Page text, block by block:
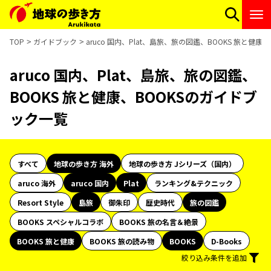
TOP ガイドブック aruco 国内、Plat、島旅、旅の図鑑、BOOKS 旅と健康
aruco 国内、Plat、島旅、旅の図鑑、
BOOKS 旅と健康、BOOKSのガイドブ
ック一覧
すべて 地球の歩き方 海外
地球の歩き方 Jシリーズ（国内）
aruco 海外
aruco 国内 Plat
ランキング&テクニック
Resort Style
島旅 御朱印 歴史時代
旅の図鑑
BOOKS スペシャルコラボ
BOOKS 旅の名言＆絶景
BOOKS 旅と健康
BOOKS 旅の読み物 BOOKS
D-Books
絞り込み条件を追加